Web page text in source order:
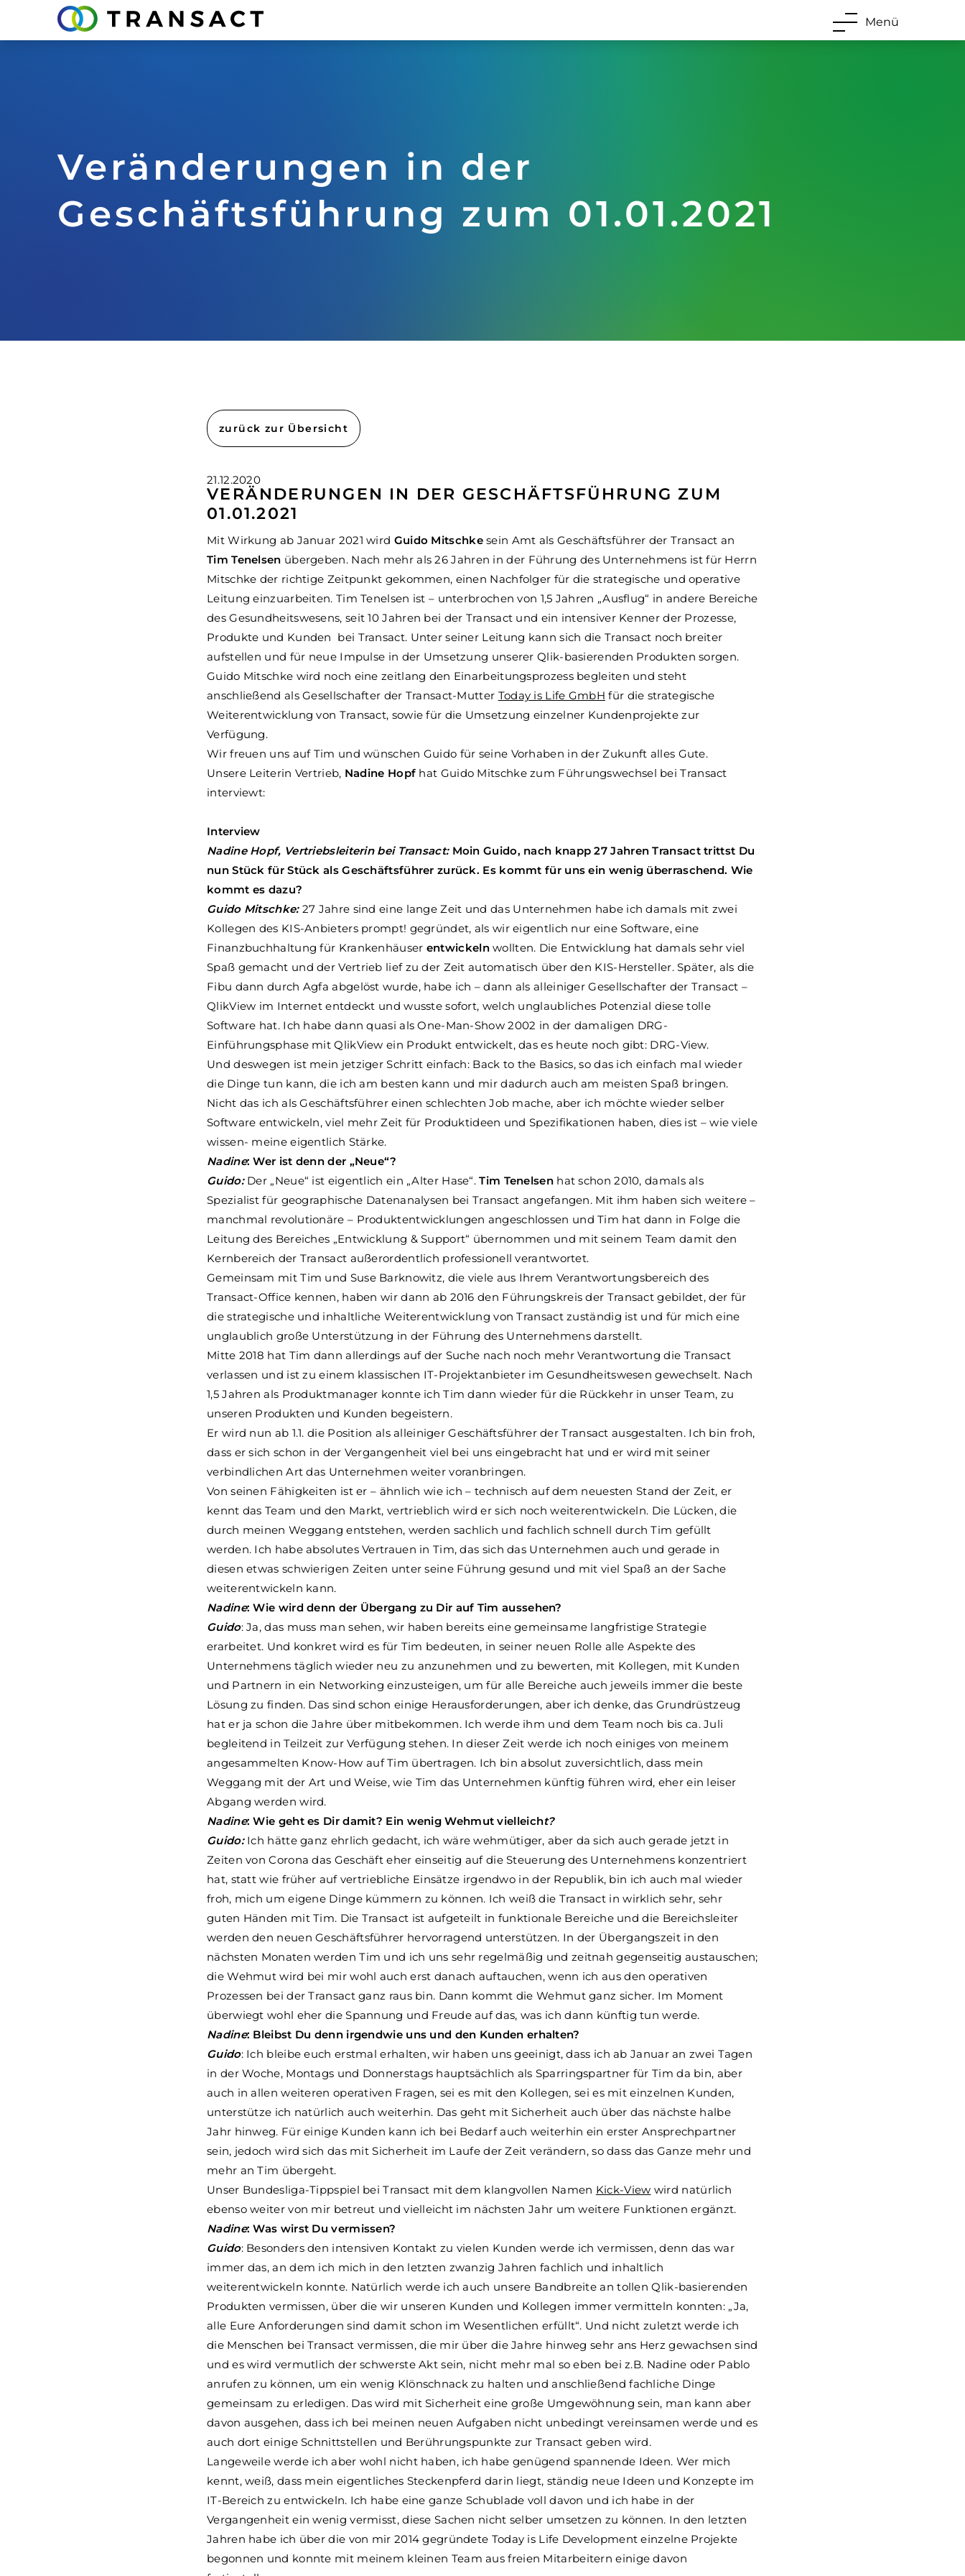
Menü
Veränderungen in der
Geschäftsführung zum 01.01.2021
zurück zur Übersicht
21.12.2020
VERÄNDERUNGEN IN DER GESCHÄFTSFÜHRUNG ZUM
01.01.2021
Mit Wirkung ab Januar 2021 wird Guido Mitschkesein Amt als Geschäftsführer der Transact an
Tim Tenelsen übergeben. Nach mehr als 26 Jahren in der Führung des Unternehmens ist für Herrn
Mitschke der richtige Zeitpunkt gekommen, einen Nachfolger für die strategische und operative
Leitung einzuarbeiten. Tim Tenelsen ist – unterbrochen von 1,5 Jahren „Ausflug“ in andere Bereiche
des Gesundheitswesens, seit 10 Jahren bei der Transact und ein intensiver Kenner der Prozesse,
Produkte und Kunden bei Transact. Unter seiner Leitung kann sich die Transact noch breiter
aufstellen und für neue Impulse in der Umsetzung unserer Qlik-basierenden Produkten sorgen.
Guido Mitschke wird noch eine zeitlang den Einarbeitungsprozess begleiten und steht
anschließend als Gesellschafter der Transact-Mutter Today is Life GmbH für die strategische
Weiterentwicklung von Transact, sowie für die Umsetzung einzelner Kundenprojekte zur
Verfügung.
Wir freuen uns auf Tim und wünschen Guido für seine Vorhaben in der Zukunft alles Gute.
Unsere Leiterin Vertrieb, Nadine Hopf hat Guido Mitschke zum Führungswechsel bei Transact
interviewt:
Interview
Nadine Hopf, Vertriebsleiterin bei Transact: Moin Guido, nach knapp 27 Jahren Transact trittst Du
nun Stück für Stück als Geschäftsführer zurück. Es kommt für uns ein wenig überraschend. Wie
kommt es dazu?
Guido Mitschke:27 Jahre sind eine lange Zeit und das Unternehmen habe ich damals mit zwei
Kollegen des KIS-Anbieters prompt! gegründet, als wir eigentlich nur eine Software, eine
Finanzbuchhaltung für Krankenhäuser entwickelnwollten. Die Entwicklung hat damals sehr viel
Spaß gemacht und der Vertrieb lief zu der Zeit automatisch über den KIS-Hersteller. Später, als die
Fibu dann durch Agfa abgelöst wurde, habe ich – dann als alleiniger Gesellschafter der Transact –
QlikView im Internet entdeckt und wusste sofort, welch unglaubliches Potenzial diese tolle
Software hat. Ich habe dann quasi als One-Man-Show 2002 in der damaligen DRG-
Einführungsphase mit QlikView ein Produkt entwickelt, das es heute noch gibt: DRG-View.
Und deswegen ist mein jetziger Schritt einfach: Back to the Basics, so das ich einfach mal wieder
die Dinge tun kann, die ich am besten kann und mir dadurch auch am meisten Spaß bringen.
Nicht das ich als Geschäftsführer einen schlechten Job mache, aber ich möchte wieder selber
Software entwickeln, viel mehr Zeit für Produktideen und Spezifikationen haben, dies ist – wie viele
wissen- meine eigentlich Stärke.
Nadine: Wer ist denn der „Neue“?
Guido:Der „Neue“ ist eigentlich ein „Alter Hase“.Tim Tenelsen hat schon 2010, damals als
Spezialist für geographische Datenanalysen bei Transact angefangen. Mit ihm haben sich weitere –
manchmal revolutionäre – Produktentwicklungen angeschlossen und Tim hat dann in Folge die
Leitung des Bereiches „Entwicklung & Support“ übernommen und mit seinem Team damit den
Kernbereich der Transact außerordentlich professionell verantwortet.
Gemeinsam mit Tim und Suse Barknowitz, die viele aus Ihrem Verantwortungsbereich des
Transact-Office kennen, haben wir dann ab 2016 den Führungskreis der Transact gebildet, der für
die strategische und inhaltliche Weiterentwicklung von Transact zuständig ist und für mich eine
unglaublich große Unterstützung in der Führung des Unternehmens darstellt.
Mitte 2018 hat Tim dann allerdings auf der Suche nach noch mehr Verantwortung die Transact
verlassen und ist zu einem klassischen IT-Projektanbieter im Gesundheitswesen gewechselt. Nach
1,5 Jahren als Produktmanager konnte ich Tim dann wieder für die Rückkehr in unser Team, zu
unseren Produkten und Kunden begeistern.
Er wird nun ab 1.1. die Position als alleiniger Geschäftsführer der Transact ausgestalten. Ich bin froh,
dass er sich schon in der Vergangenheit viel bei uns eingebracht hat und er wird mit seiner
verbindlichen Art das Unternehmen weiter voranbringen.
Von seinen Fähigkeiten ist er – ähnlich wie ich – technisch auf dem neuesten Stand der Zeit, er
kennt das Team und den Markt, vertrieblich wird er sich noch weiterentwickeln. Die Lücken, die
durch meinen Weggang entstehen, werden sachlich und fachlich schnell durch Tim gefüllt
werden. Ich habe absolutes Vertrauen in Tim, das sich das Unternehmen auch und gerade in
diesen etwas schwierigen Zeiten unter seine Führung gesund und mit viel Spaß an der Sache
weiterentwickeln kann.
Nadine: Wie wird denn der Übergang zu Dir auf Tim aussehen?
Guido: Ja, das muss man sehen, wir haben bereits eine gemeinsame langfristige Strategie
erarbeitet. Und konkret wird es für Tim bedeuten, in seiner neuen Rolle alle Aspekte des
Unternehmens täglich wieder neu zu anzunehmen und zu bewerten, mit Kollegen, mit Kunden
und Partnern in ein Networking einzusteigen, um für alle Bereiche auch jeweils immer die beste
Lösung zu finden. Das sind schon einige Herausforderungen, aber ich denke, das Grundrüstzeug
hat er ja schon die Jahre über mitbekommen. Ich werde ihm und dem Team noch bis ca. Juli
begleitend in Teilzeit zur Verfügung stehen. In dieser Zeit werde ich noch einiges von meinem
angesammelten Know-How auf Tim übertragen. Ich bin absolut zuversichtlich, dass mein
Weggang mit der Art und Weise, wie Tim das Unternehmen künftig führen wird, eher ein leiser
Abgang werden wird.
Nadine: Wie geht es Dir damit? Ein wenig Wehmut vielleicht?
Guido:Ich hätte ganz ehrlich gedacht, ich wäre wehmütiger, aber da sich auch gerade jetzt in
Zeiten von Corona das Geschäft eher einseitig auf die Steuerung des Unternehmens konzentriert
hat, statt wie früher auf vertriebliche Einsätze irgendwo in der Republik, bin ich auch mal wieder
froh, mich um eigene Dinge kümmern zu können. Ich weiß die Transact in wirklich sehr, sehr
guten Händen mit Tim. Die Transact ist aufgeteilt in funktionale Bereiche und die Bereichsleiter
werden den neuen Geschäftsführer hervorragend unterstützen. In der Übergangszeit in den
nächsten Monaten werden Tim und ich uns sehr regelmäßig und zeitnah gegenseitig austauschen;
die Wehmut wird bei mir wohl auch erst danach auftauchen, wenn ich aus den operativen
Prozessen bei der Transact ganz raus bin. Dann kommt die Wehmut ganz sicher. Im Moment
überwiegt wohl eher die Spannung und Freude auf das, was ich dann künftig tun werde.
Nadine: Bleibst Du denn irgendwie uns und den Kunden erhalten?
Guido: Ich bleibe euch erstmal erhalten, wir haben uns geeinigt, dass ich ab Januar an zwei Tagen
in der Woche, Montags und Donnerstags hauptsächlich als Sparringspartner für Tim da bin, aber
auch in allen weiteren operativen Fragen, sei es mit den Kollegen, sei es mit einzelnen Kunden,
unterstütze ich natürlich auch weiterhin. Das geht mit Sicherheit auch über das nächste halbe
Jahr hinweg. Für einige Kunden kann ich bei Bedarf auch weiterhin ein erster Ansprechpartner
sein, jedoch wird sich das mit Sicherheit im Laufe der Zeit verändern, so dass das Ganze mehr und
mehr an Tim übergeht.
Unser Bundesliga-Tippspiel bei Transact mit dem klangvollen Namen Kick-View wird natürlich
ebenso weiter von mir betreut und vielleicht im nächsten Jahr um weitere Funktionen ergänzt.
Nadine: Was wirst Du vermissen?
Guido: Besonders den intensiven Kontakt zu vielen Kunden werde ich vermissen, denn das war
immer das, an dem ich mich in den letzten zwanzig Jahren fachlich und inhaltlich
weiterentwickeln konnte. Natürlich werde ich auch unsere Bandbreite an tollen Qlik-basierenden
Produkten vermissen, über die wir unseren Kunden und Kollegen immer vermitteln konnten: „Ja,
alle Eure Anforderungen sind damit schon im Wesentlichen erfüllt“. Und nicht zuletzt werde ich
die Menschen bei Transact vermissen, die mir über die Jahre hinweg sehr ans Herz gewachsen sind
und es wird vermutlich der schwerste Akt sein, nicht mehr mal so eben bei z.B. Nadine oder Pablo
anrufen zu können, um ein wenig Klönschnack zu halten und anschließend fachliche Dinge
gemeinsam zu erledigen. Das wird mit Sicherheit eine große Umgewöhnung sein, man kann aber
davon ausgehen, dass ich bei meinen neuen Aufgaben nicht unbedingt vereinsamen werde und es
auch dort einige Schnittstellen und Berührungspunkte zur Transact geben wird.
Langeweile werde ich aber wohl nicht haben, ich habe genügend spannende Ideen. Wer mich
kennt, weiß, dass mein eigentliches Steckenpferd darin liegt, ständig neue Ideen und Konzepte im
IT-Bereich zu entwickeln. Ich habe eine ganze Schublade voll davon und ich habe in der
Vergangenheit ein wenig vermisst, diese Sachen nicht selber umsetzen zu können. In den letzten
Jahren habe ich über die von mir 2014 gegründete Today is Life Development einzelne Projekte
begonnen und konnte mit meinem kleinen Team aus freien Mitarbeitern einige davon